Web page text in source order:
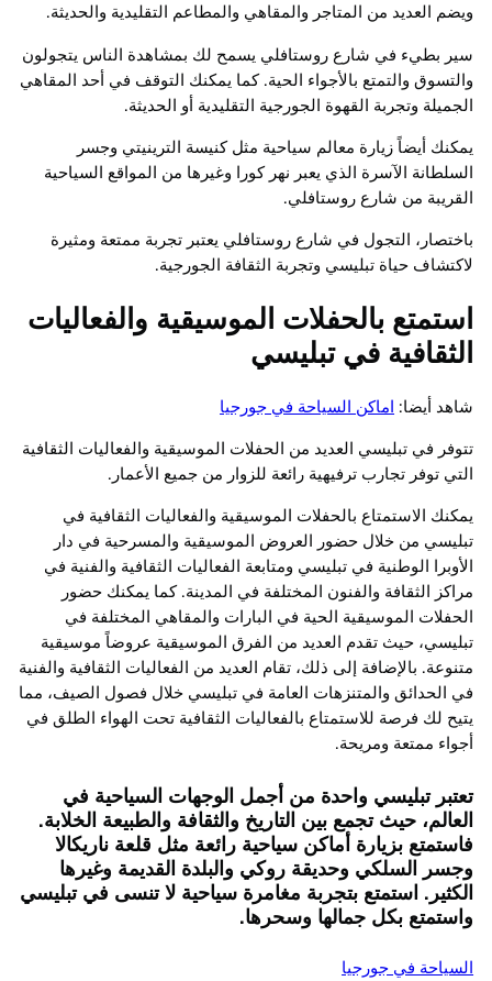
ويضم العديد من المتاجر والمقاهي والمطاعم التقليدية والحديثة.
سير بطيء في شارع روستافلي يسمح لك بمشاهدة الناس يتجولون
والتسوق والتمتع بالأجواء الحية. كما يمكنك التوقف في أحد المقاهي
الجميلة وتجربة القهوة الجورجية التقليدية أو الحديثة.
يمكنك أيضاً زيارة معالم سياحية مثل كنيسة الترينيتي وجسر
السلطانة الآسرة الذي يعبر نهر كورا وغيرها من المواقع السياحية
القريبة من شارع روستافلي.
باختصار، التجول في شارع روستافلي يعتبر تجربة ممتعة ومثيرة
لاكتشاف حياة تبليسي وتجربة الثقافة الجورجية.
استمتع بالحفلات الموسيقية والفعاليات
الثقافية في تبليسي
شاهد أيضا:اماكن السياحة في جورجيا
تتوفر في تبليسي العديد من الحفلات الموسيقية والفعاليات الثقافية
التي توفر تجارب ترفيهية رائعة للزوار من جميع الأعمار.
يمكنك الاستمتاع بالحفلات الموسيقية والفعاليات الثقافية في
تبليسي من خلال حضور العروض الموسيقية والمسرحية في دار
الأوبرا الوطنية في تبليسي ومتابعة الفعاليات الثقافية والفنية في
مراكز الثقافة والفنون المختلفة في المدينة. كما يمكنك حضور
الحفلات الموسيقية الحية في البارات والمقاهي المختلفة في
تبليسي، حيث تقدم العديد من الفرق الموسيقية عروضاً موسيقية
متنوعة. بالإضافة إلى ذلك، تقام العديد من الفعاليات الثقافية والفنية
في الحدائق والمتنزهات العامة في تبليسي خلال فصول الصيف، مما
يتيح لك فرصة للاستمتاع بالفعاليات الثقافية تحت الهواء الطلق في
أجواء ممتعة ومريحة.
تعتبر تبليسي واحدة من أجمل الوجهات السياحية في
العالم، حيث تجمع بين التاريخ والثقافة والطبيعة الخلابة.
فاستمتع بزيارة أماكن سياحية رائعة مثل قلعة ناريكالا
وجسر السلكي وحديقة روكي والبلدة القديمة وغيرها
الكثير. استمتع بتجربة مغامرة سياحية لا تنسى في تبليسي
واستمتع بكل جمالها وسحرها.
السياحة في جورجيا